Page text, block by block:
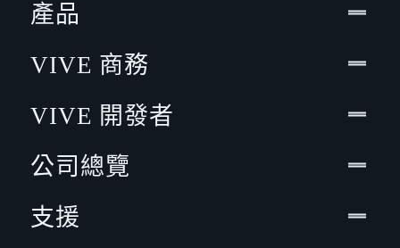
產品
VIVE 商務
VIVE 開發者
公司總覽
支援